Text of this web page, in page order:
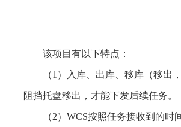
该项目有以下特点：
（1）入库、出库、移库（移
阻挡托盘移出，才能下发后续任务。
（2）WCS按照任务接收到的